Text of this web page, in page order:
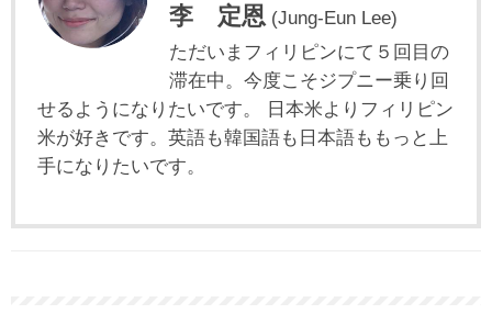
李 定恩 (Jung-Eun Lee)
ただいまフィリピンにて５回目の
滞在中。今度こそジプニー乗り回
せるようになりたいです。 日本米よりフィリピン
米が好きです。英語も韓国語も日本語ももっと上
手になりたいです。